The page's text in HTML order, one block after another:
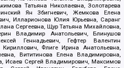
Татьяна Николаевна, Золотарева
Ян Збигневич, Жемкова Елена
Илларионова Юлия Юрьевна, Саранг
Сергеевна, Щур Татьяна Михайловна,
Владимир Анатольевич, Блинушов
Геннадьевич, Гефтер Валентин
Флиге Ирина Анатольевна,
Вититинова Елена Владимировна,
Исаев Сергей Владимирович, Максимов